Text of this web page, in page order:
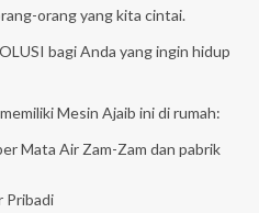
orang yang kita cintai.
bagi Anda yang ingin hidup
Mesin Ajaib ini di rumah:
Mata Air Zam-Zam dan pabrik
Pribadi